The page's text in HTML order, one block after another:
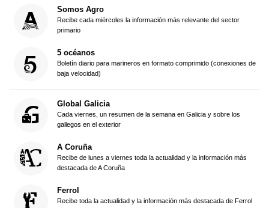
Somos Agro
Recibe cada miércoles la información más relevante del sector
primario
5 océanos
Boletín diario para marineros en formato comprimido (conexiones de
baja velocidad)
Global Galicia
Cada viernes, un resumen de la semana en Galicia y sobre los
gallegos en el exterior
A Coruña
Recibe de lunes a viernes toda la actualidad y la información más
destacada de A Coruña
Ferrol
Recibe toda la actualidad y la información más destacada de Ferrol